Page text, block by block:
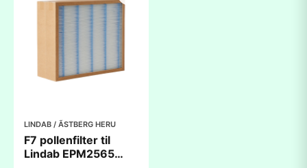
LINDAB / ÃSTBERG HERU
F7 pollenfilter til
Lindab EPM2565